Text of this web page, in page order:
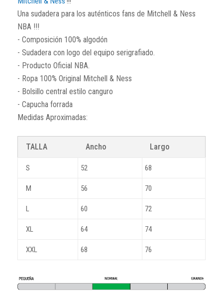
Una sudadera para los auténticos fans de Mitchell & Ness
NBA !!!
- Composición 100% algodón
- Sudadera con logo del equipo serigrafiado.
- Producto Oficial NBA.
- Ropa 100% Original Mitchell & Ness
- Bolsillo central estilo canguro
- Capucha forrada
Medidas Aproximadas:
TALLA Ancho Largo
S 52 68
M 56 70
L 60 72
XL 64 74
XXL 68 76